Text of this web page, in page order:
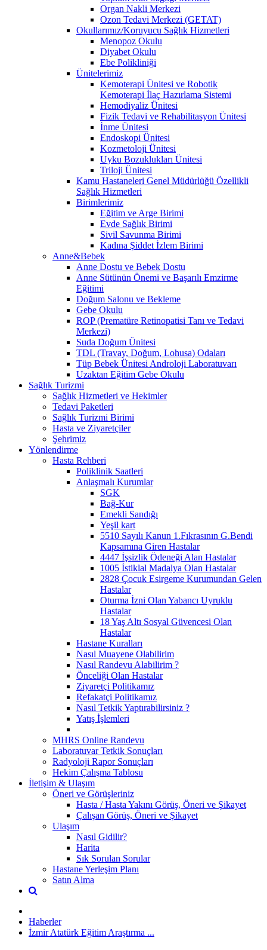
Organ Nakli Merkezi
Ozon Tedavi Merkezi (GETAT)
Okullarımız/Koruyucu Sağlık Hizmetleri
Menopoz Okulu
Diyabet Okulu
Ebe Polikliniği
Ünitelerimiz
Kemoterapi Ünitesi ve Robotik
Kemoterapi İlaç Hazırlama Sistemi
Hemodiyaliz Ünitesi
Fizik Tedavi ve Rehabilitasyon Ünitesi
İnme Ünitesi
Endoskopi Ünitesi
Kozmetoloji Ünitesi
Uyku Bozuklukları Ünitesi
Triloji Ünitesi
Kamu Hastaneleri Genel Müdürlüğü Özellikli
Sağlık Hizmetleri
Birimlerimiz
Eğitim ve Arge Birimi
Evde Sağlık Birimi
Sivil Savunma Birimi
Kadına Şiddet İzlem Birimi
Anne&Bebek
Anne Dostu ve Bebek Dostu
Anne Sütünün Önemi ve Başarılı Emzirme
Eğitimi
Doğum Salonu ve Bekleme
Gebe Okulu
ROP (Prematüre Retinopatisi Tanı ve Tedavi
Merkezi)
Suda Doğum Ünitesi
TDL (Travay, Doğum, Lohusa) Odaları
Tüp Bebek Ünitesi Androloji Laboratuvarı
Uzaktan Eğitim Gebe Okulu
Sağlık Turizmi
Sağlık Hizmetleri ve Hekimler
Tedavi Paketleri
Sağlık Turizmi Birimi
Hasta ve Ziyaretçiler
Şehrimiz
Yönlendirme
Hasta Rehberi
Poliklinik Saatleri
Anlaşmalı Kurumlar
SGK
Bağ-Kur
Emekli Sandığı
Yeşil kart
5510 Sayılı Kanun 1.Fıkrasının G.Bendi
Kapsamına Giren Hastalar
4447 İşsizlik Ödeneği Alan Hastalar
1005 İstiklal Madalya Olan Hastalar
2828 Çocuk Esirgeme Kurumundan Gelen
Hastalar
Oturma İzni Olan Yabancı Uyruklu
Hastalar
18 Yaş Altı Sosyal Güvencesi Olan
Hastalar
Hastane Kuralları
Nasıl Muayene Olabilirim
Nasıl Randevu Alabilirim ?
Önceliği Olan Hastalar
Ziyaretçi Politikamız
Refakatçi Politikamız
Nasıl Tetkik Yaptırabilirsiniz ?
Yatış İşlemleri
MHRS Online Randevu
Laboratuvar Tetkik Sonuçları
Radyoloji Rapor Sonuçları
Hekim Çalışma Tablosu
İletişim & Ulaşım
Öneri ve Görüşleriniz
Hasta / Hasta Yakını Görüş, Öneri ve Şikayet
Çalışan Görüş, Öneri ve Şikayet
Ulaşım
Nasıl Gidilir?
Harita
Sık Sorulan Sorular
Hastane Yerleşim Planı
Satın Alma
Haberler
İzmir Atatürk Eğitim Araştırma ...